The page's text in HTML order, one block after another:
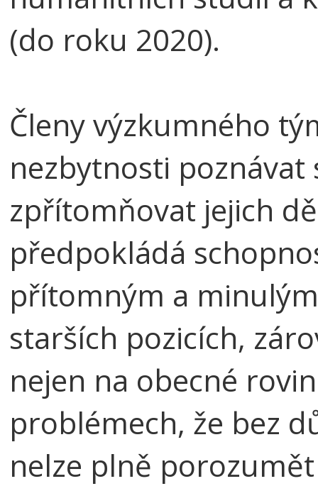
(do roku 2020).
Členy výzkumného
nezbytnosti
zpřítomňovat jejich
předpokládá
přítomným a
starších pozicích,
nejen na obecné
problémech, že bez
nelze plně